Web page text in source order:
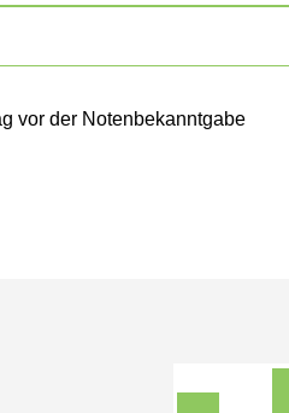
vor der Notenbekanntgabe